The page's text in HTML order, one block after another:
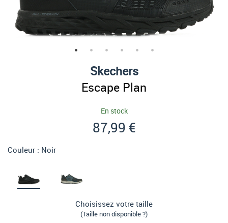
Skechers
Escape Plan
En stock
87,99 €
Couleur : Noir
Choisissez votre taille
(Taille non disponible ?)